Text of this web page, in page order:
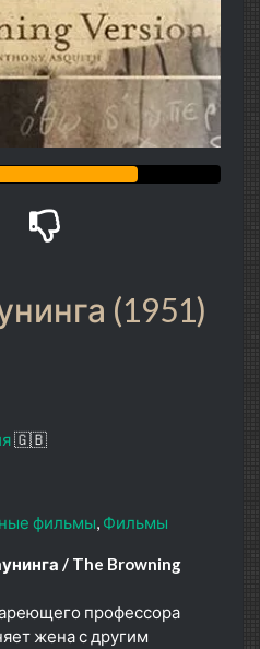
(1951)
🇬🇧
фильмы Фильмы
/ The Browning
профессора
жена с другим